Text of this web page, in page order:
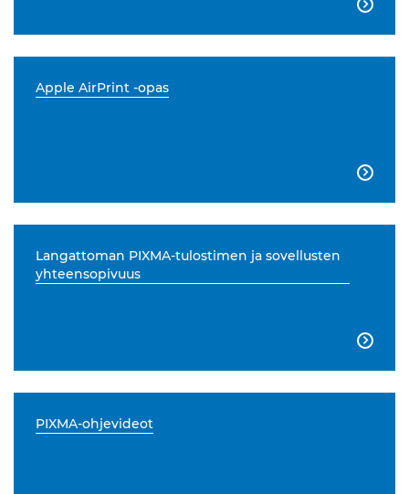

Apple AirPrint -opas

Langattoman PIXMA-tulostimen ja sovellusten
yhteensopivuus

PIXMA-ohjevideot